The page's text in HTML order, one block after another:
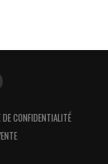
CONFIDENTIALITÉ